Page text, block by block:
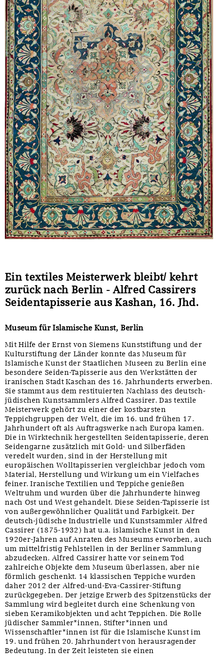
Ein textiles Meisterwerk bleibt/ kehrt
zurück nach Berlin - Alfred Cassirers
Seidentapisserie aus Kashan, 16. Jhd.
Museum für Islamische Kunst, Berlin
Mit Hilfe der Ernst von Siemens Kunststiftung und der
Kulturstiftung der Länder konnte das Museum für
Islamische Kunst der Staatlichen Museen zu Berlin eine
besondere Seiden-Tapisserie aus den Werkstätten der
iranischen Stadt Kaschan des 16. Jahrhunderts erwerben.
Sie stammt aus dem restituierten Nachlass des deutsch-
jüdischen Kunstsammlers Alfred Cassirer. Das textile
Meisterwerk gehört zu einer der kostbarsten
Teppichgruppen der Welt, die im 16. und frühen 17.
Jahrhundert oft als Auftragswerke nach Europa kamen.
Die in Wirktechnik hergestellten Seidentapisserie, deren
Seidengarne zusätzlich mit Gold- und Silberfäden
veredelt wurden, sind in der Herstellung mit
europäischen Wolltapisserien vergleichbar jedoch vom
Material, Herstellung und Wirkung um ein Vielfaches
feiner. Iranische Textilien und Teppiche genießen
Weltruhm und wurden über die Jahrhunderte hinweg
nach Ost und West gehandelt. Diese Seiden-Tapisserie ist
von außergewöhnlicher Qualität und Farbigkeit. Der
deutsch-jüdische Industrielle und Kunstsammler Alfred
Cassirer (1875-1932) hat u.a. islamische Kunst in den
1920er-Jahren auf Anraten des Museums erworben, auch
um mittelfristig Fehlstellen in der Berliner Sammlung
abzudecken. Alfred Cassirer hatte vor seinem Tod
zahlreiche Objekte dem Museum überlassen, aber nie
förmlich geschenkt. 14 klassischen Teppiche wurden
daher 2012 der Alfred-und-Eva-Cassirer-Stiftung
zurückgegeben. Der jetzige Erwerb des Spitzenstücks der
Sammlung wird begleitet durch eine Schenkung von
sieben Keramikobjekten und acht Teppichen. Die Rolle
jüdischer Sammler*innen, Stifter*innen und
Wissenschaftler*innen ist für die Islamische Kunst im
19. und frühen 20. Jahrhundert von herausragender
Bedeutung. In der Zeit leisteten sie einen
Sonstiges